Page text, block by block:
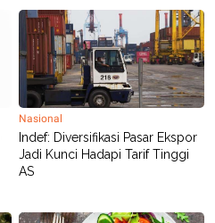
Nasional
Indef: Diversifikasi Pasar Ekspor
Jadi Kunci Hadapi Tarif Tinggi
AS